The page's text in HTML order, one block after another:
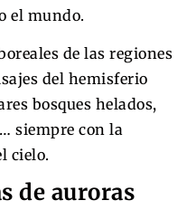
el mundo.
de las regiones
del hemisferio
bosques helados,
siempre con la
cielo.
de auroras